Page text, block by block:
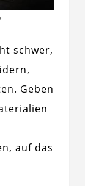
schwer,
Geben
auf das